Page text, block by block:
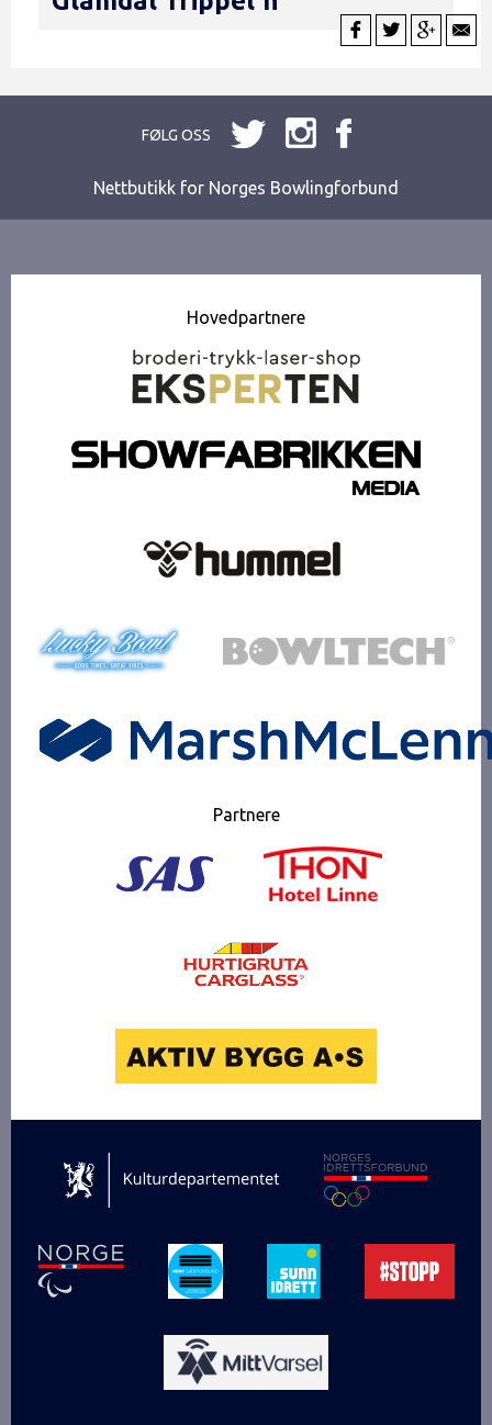
FØLG OSS
Nettbutikk for Norges Bowlingforbund
Hovedpartnere
Partnere